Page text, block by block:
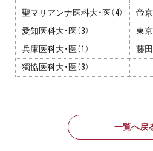
聖マリアンナ医科大・医（4）
帝京
愛知医科大・医（3）
東
兵庫医科大・医（1）
藤田
獨協医科大・医（3）
一覧へ戻